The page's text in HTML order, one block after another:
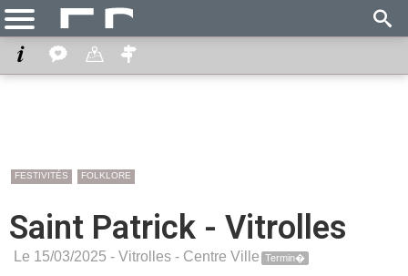
FESTIVITÉS FOLKLORE
Saint Patrick - Vitrolles
Le 15/03/2025 - Vitrolles - Centre Ville Termin�